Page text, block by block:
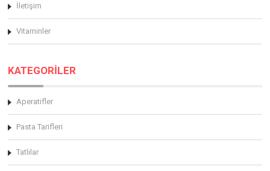
İletişim
Vitaminler
KATEGORİLER
Aperatifler
Pasta Tarifleri
Tatlılar